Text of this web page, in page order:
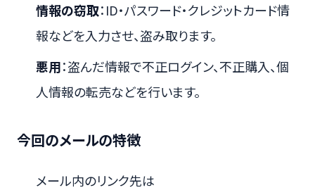
情報の窃取：ID・パスワード・クレジットカード情
報などを入力させ、盗み取ります。
悪用：盗んだ情報で不正ログイン、不正購入、個
人情報の転売などを行います。
今回のメールの特徴
メール内のリンク先は